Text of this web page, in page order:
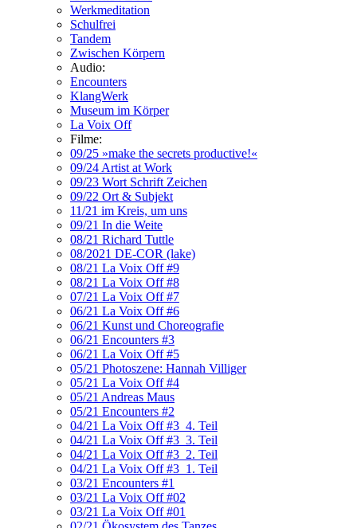
Werkmeditation
Schulfrei
Tandem
Zwischen Körpern
Audio:
Encounters
KlangWerk
Museum im Körper
La Voix Off
Filme:
09/25 »make the secrets productive!«
09/24 Artist at Work
09/23 Wort Schrift Zeichen
09/22 Ort & Subjekt
11/21 im Kreis, um uns
09/21 In die Weite
08/21 Richard Tuttle
08/2021 DE-COR (lake)
08/21 La Voix Off #9
08/21 La Voix Off #8
07/21 La Voix Off #7
06/21 La Voix Off #6
06/21 Kunst und Choreografie
06/21 Encounters #3
06/21 La Voix Off #5
05/21 Photoszene: Hannah Villiger
05/21 La Voix Off #4
05/21 Andreas Maus
05/21 Encounters #2
04/21 La Voix Off #3_4. Teil
04/21 La Voix Off #3_3. Teil
04/21 La Voix Off #3_2. Teil
04/21 La Voix Off #3_1. Teil
03/21 Encounters #1
03/21 La Voix Off #02
03/21 La Voix Off #01